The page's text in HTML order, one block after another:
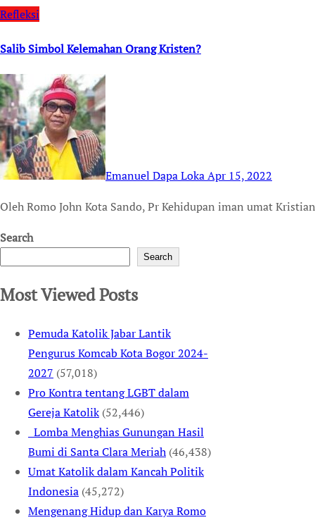
Refleksi
Salib Simbol Kelemahan Orang Kristen?
Emanuel Dapa LokaApr 15, 2022
Oleh Romo John Kota Sando, Pr Kehidupan iman umat
Search
Search
Most Viewed Posts
Pemuda Katolik Jabar Lantik
Pengurus Komcab Kota Bogor 2024-
2027 (57,018)
Pro Kontra tentang LGBT dalam
Gereja Katolik (52,446)
Lomba Menghias Gunungan Hasil
Bumi di Santa Clara Meriah (46,438)
Umat Katolik dalam Kancah Politik
Indonesia (45,272)
Mengenang Hidup dan Karya Romo